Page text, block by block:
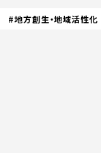
#地方創生・地域活性化